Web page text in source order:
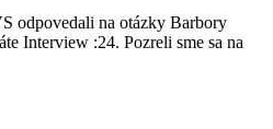
odpovedali na otázky Barbory
Interview :24. Pozreli sme sa na